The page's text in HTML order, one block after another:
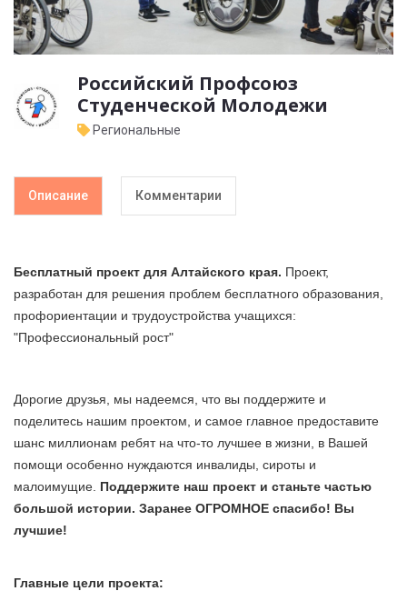
Российский Профсоюз
Студенческой Молодежи
Региональные
Описание Комментарии
Бесплатный проект для Алтайского края. Проект,
разработан для решения проблем бесплатного образования,
профориентации и трудоустройства учащихся:
"Профессиональный рост"
Дорогие друзья, мы надеемся, что вы поддержите и
поделитесь нашим проектом, и самое главное предоставите
шанс миллионам ребят на что-то лучшее в жизни, в Вашей
помощи особенно нуждаются инвалиды, сироты и
малоимущие. Поддержите наш проект и станьте частью
большой истории. Заранее ОГРОМНОЕ спасибо! Вы
лучшие!
Главные цели проекта: